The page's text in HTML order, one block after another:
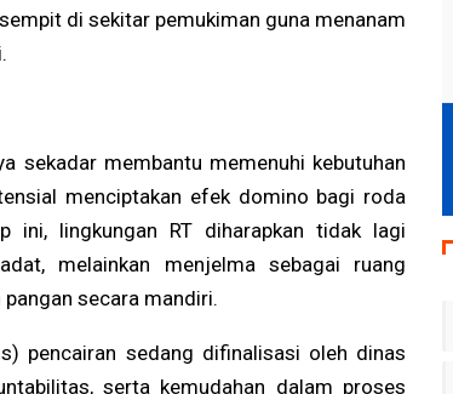
di sekitar pemukiman guna menanam
sekadar membantu memenuhi kebutuhan
menciptakan efek domino bagi roda
ini, lingkungan RT diharapkan tidak lagi
melainkan menjelma sebagai ruang
secara mandiri.
pencairan sedang difinalisasi oleh dinas
serta kemudahan dalam proses